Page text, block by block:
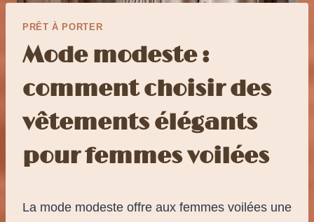
PRÊT À PORTER
Mode modeste :
comment choisir des
vêtements élégants
pour femmes voilées
La mode modeste offre aux femmes voilées une